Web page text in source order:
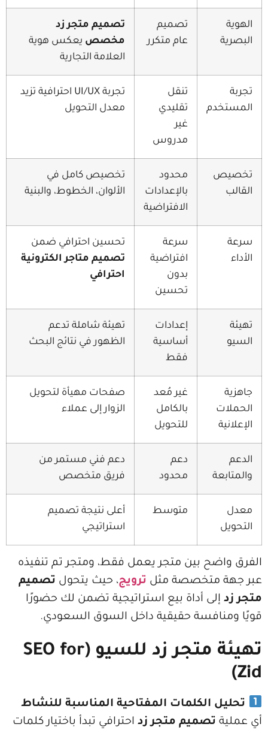
تصميم
عام متكرر
تصميم متجر زد
مخصص
يعكس هوية
العلامة التجارية
تنقل
تقليدي
تجربة UI/UX احترافية تزيد
معدل التحويل
محدود
بالإعدادات
تخصيص كامل في
الألوان، الخطوط، والبنية
سرعة
افتراضية
تحسين احترافي ضمن
تصميم متاجر الكترونية
احترافي
إعدادات
أساسية
تهيئة شاملة تدعم
الظهور في نتائج البحث
غير مُعد
بالكامل
للتحويل
صفحات مهيأة لتحويل
الزوار إلى عملاء
دعم
محدود
دعم فني مستمر من
فريق متخصص
متوسط
أعلى نتيجة تصميم
بين متجر يعمل فقط، ومتجر تم تنفيذه
متخصصة مثلترويج ، حيث يتحولتصميم
أداة بيع استراتيجية تضمن لك حضورًا
حقيقية داخل السوق السعودي.
تهيئة متجر زد للسيو (SEO for
الكلمات المفتاحية المناسبة للنشاط
تصميم متجر زداحترافي تبدأ باختيار كلمات